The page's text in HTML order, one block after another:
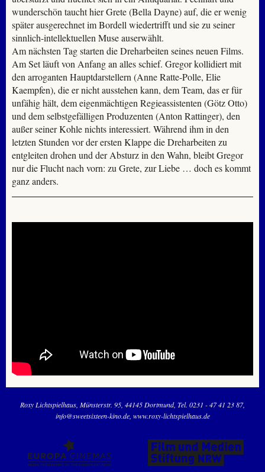
wunderschön taucht hier Grete (Bella Dayne) auf, die er wenig
später ausgerechnet im Bordell wiedertrifft und sie zu seiner
sinnlich-intellektuellen Muse auserwählt.
Am nächsten Tag starten die Dreharbeiten seines neuen Films.
Am Set läuft von Anfang an alles schief. Gregor kollidiert mit
den arroganten Hauptdarstellern (Anne Ratte-Polle, Elie
Kaempfen), die er nicht ausstehen kann, dem Team, das er für
unfähig hält, dem eigenmächtigen Regieassistenten (Götz Otto)
und dem selbstgefälligen Produzenten (Anton Rattinger), den
außer seiner Kohle nichts interessiert. Während ihm in den
letzten Stunden vor der ersten Klappe die Dreharbeiten zu
entgleiten drohen und der Absturz in den Wahn, bleibt Gregor
nur die Flucht nach vorn: zu Grete, zur Liebe … doch es kommt
ganz anders.
Roxy Lichtspielhaus Münsterstr. 95 44145 Dortmund Tel. 0231 - 47 41 23 87
info@sweetsixteen-kino.de www.roxy-lichtspielhaus.de